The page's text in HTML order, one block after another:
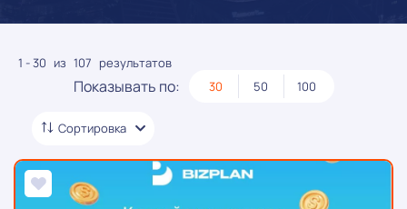
1 - 30 из 107 результатов
Показывать по: 30 50 100
Сортировка